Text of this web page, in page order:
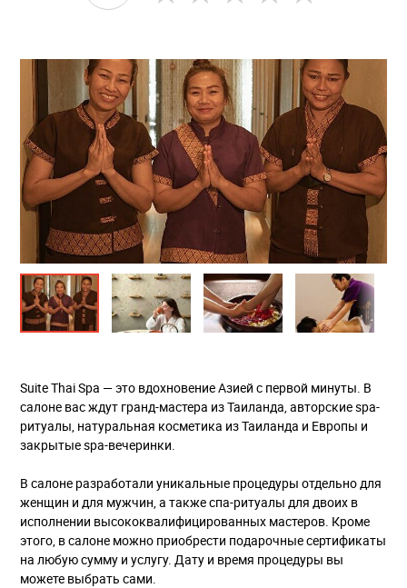
Suite Thai Spa — это вдохновение Азией с первой минуты. В
салоне вас ждут гранд-мастера из Таиланда, авторские spa-
ритуалы, натуральная косметика из Таиланда и Европы и
закрытые spa-вечеринки.
В салоне разработали уникальные процедуры отдельно для
женщин и для мужчин, а также спа-ритуалы для двоих в
исполнении высококвалифицированных мастеров. Кроме
этого, в салоне можно приобрести подарочные сертификаты
на любую сумму и услугу. Дату и время процедуры вы
можете выбрать сами.